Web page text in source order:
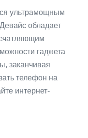
ультрамощным
обладает
гаджета
заканчивая
телефон на
интернет-